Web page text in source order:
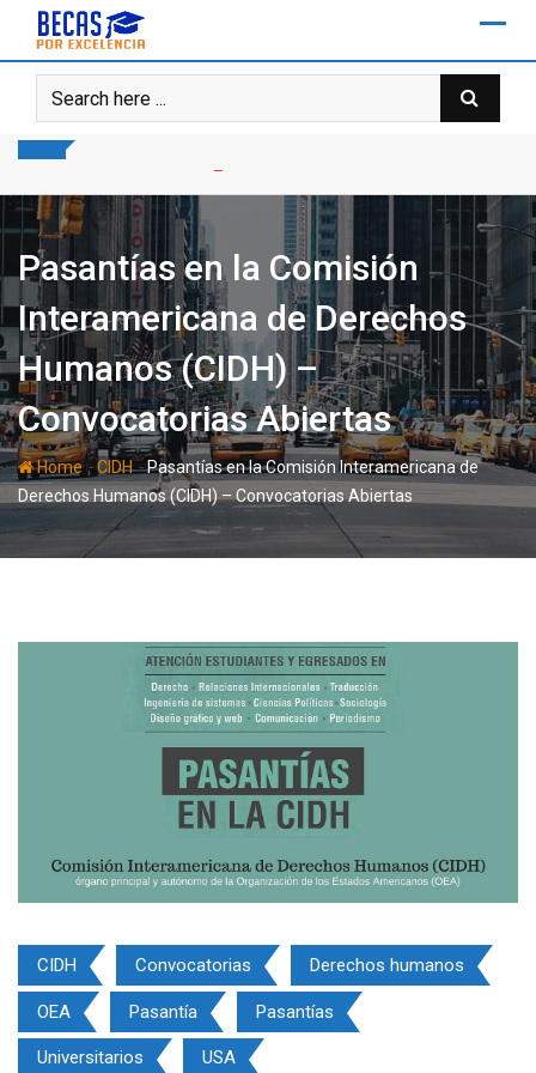
content
Pasantías en la Comisión
Interamericana de Derechos
Humanos (CIDH) –
Convocatorias Abiertas
Home-CIDH-Pasantías en la Comisión Interamericana de
Derechos Humanos (CIDH) – Convocatorias Abiertas
CIDH Convocatorias Derechos humanos
OEA Pasantía Pasantías
Universitarios USA